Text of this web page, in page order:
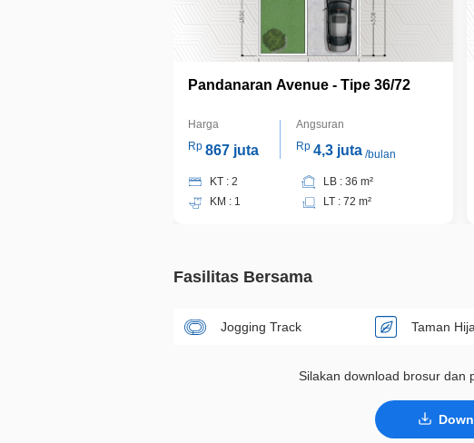
Pandanaran Avenue - Tipe 36/72
Harga
Rp 867 juta
Angsuran
Rp 4,3 juta /bulan
KT : 2
KM : 1
LB : 36 m²
LT : 72 m²
Fasilitas Bersama
Jogging Track Taman
Silakan download brosur dan